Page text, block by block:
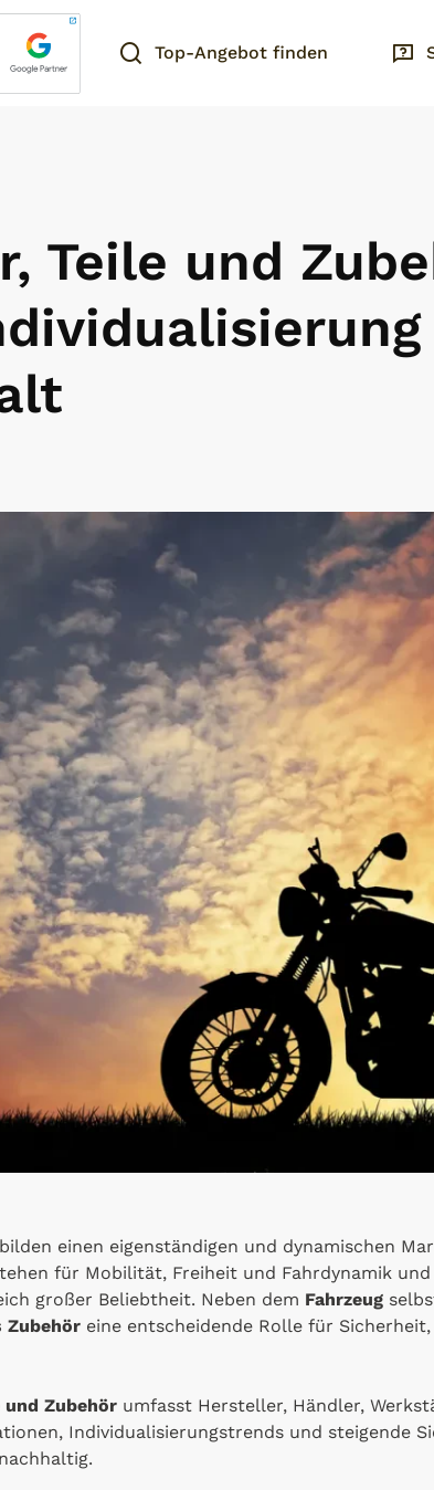
Top-Angebot finden
Teile und
bilden einen eigenständigen und dynamischen
für Mobilität, Freiheit und Fahrdynamik
großer Beliebtheit. Neben dem Fahrzeug
Zubehör eine entscheidende Rolle für
Zubehör umfasst Hersteller, Händler,
Individualisierungstrends und steigende